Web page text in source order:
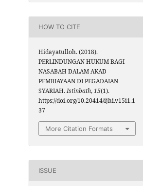
HOW TO CITE
Hidayatulloh. (2018).
PERLINDUNGAN HUKUM BAGI
NASABAH DALAM AKAD
PEMBIAYAAN DI PEGADAIAN
SYARIAH.Istinbath,15(1).
https://doi.org/10.20414/ijhi.v15i1.1
37
More Citation Formats
ISSUE